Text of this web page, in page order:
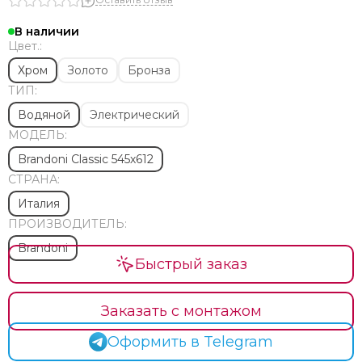
Современные
Элитные
Премиум класса
Стильные
Эксклюзивные
Необычной формы
Изготовление на заказ по размерам
Финские
Тэны
Комплектующие
Ремонт
Установка
Водяные с боковым подключением и полкой
Сатин
Из матовой нержавеющей стали
Арго
В наличии
Цвет.:
Хром
Золото
Бронза
ТИП:
Водяной
Электрический
МОДЕЛЬ:
Brandoni Classic 545х612
СТРАНА:
Италия
ПРОИЗВОДИТЕЛЬ:
Brandoni
Быстрый заказ
Заказать с монтажом
Оформить в Telegram